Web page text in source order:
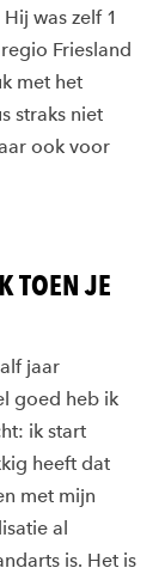
was zelf 1
Friesland
met het
straks niet
ook voor
TOEN JE
jaar
goed heb ik
ik start
heeft dat
met mijn
al
is. Het is